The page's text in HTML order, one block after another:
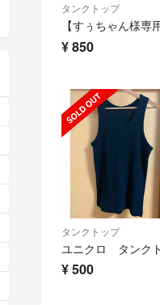
タンクトップ
¥850
タンクトップ
¥500